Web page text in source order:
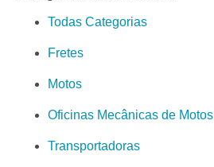
Todas Categorias
Fretes
Motos
Oficinas Mecânicas de Motos
Transportadoras